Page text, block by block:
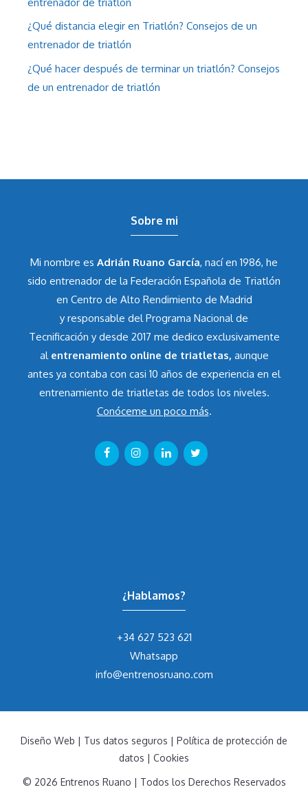
¿Qué distancia elegir en Triatlón? Consejos de un
entrenador de triatlón
¿Qué hacer después de terminar un triatlón? Consejos
de un entrenador de triatlón
Sobre mi
Mi nombre es Adrián Ruano García, nací en 1986, he
sido entrenador de la Federación Española de Triatlón
en Centro de Alto Rendimiento de Madrid
y responsable del Programa Nacional de
Tecnificación y desde 2017 me dedico exclusivamente
al entrenamiento online de triatletas, aunque
antes ya contaba con casi 10 años de experiencia en el
entrenamiento de triatletas de todos los niveles.
Conóceme un poco más.
¿Hablamos?
+34 627 523 621
Whatsapp
info@entrenosruano.com
Diseño Web | Tus datos seguros | Política de protección de
datos | Cookies
© 2026 Entrenos Ruano | Todos los Derechos Reservados